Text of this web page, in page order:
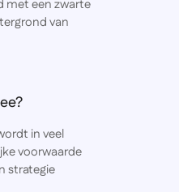
in veel
voorwaarde
strategie